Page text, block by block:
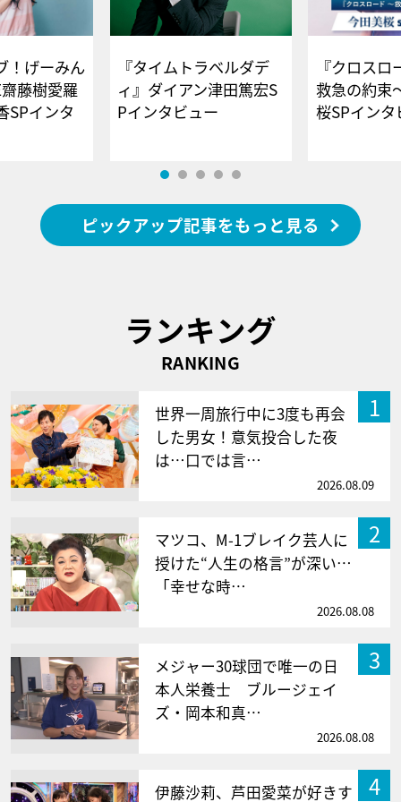
！げーみん
藤樹愛羅
SPインタ
『タイムトラベルダデ
ィ』ダイアン津田篤宏S
Pインタビュー
『クロス
救急の約束
桜SPイ
ピックアップ記事をもっと見る
ランキング
RANKING
1
世界一周旅行中に3度も再会
した男女！意気投合した夜
は…口では言…
2026.08.09
2
マツコ、M-1ブレイク芸人に
授けた“人生の格言”が深い…
「幸せな時…
2026.08.08
3
メジャー30球団で唯一の日
本人栄養士 ブルージェイ
ズ・岡本和真…
2026.08.08
4
伊藤沙莉、芦田愛菜が好きす